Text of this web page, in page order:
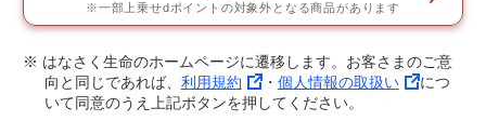
※一部上乗せdポイントの対象外となる商品があります
※ はなさく生命のホームページに遷移します。お客さまのご意
向と同じであれば、 利用規約 ・ 個人情報の取扱い
につ
いて同意のうえ上記ボタンを押してください。